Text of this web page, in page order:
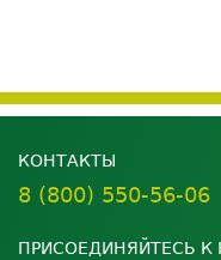
КОНТАКТЫ
8 (800) 550-56-06
ПРИСОЕДИНЯЙТЕСЬ